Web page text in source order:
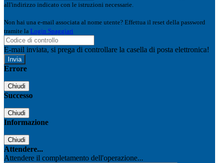
all'indirizzo indicato con le istruzioni necessarie.
Non hai una e-mail associata al nome utente? Effettua il reset della password
tramite la Login Spaggiari
E-mail inviata, si prega di controllare la casella di posta elettronica!
Errore
Chiudi
Successo
Chiudi
Informazione
Chiudi
Attendere...
Attendere il completamento dell'operazione...